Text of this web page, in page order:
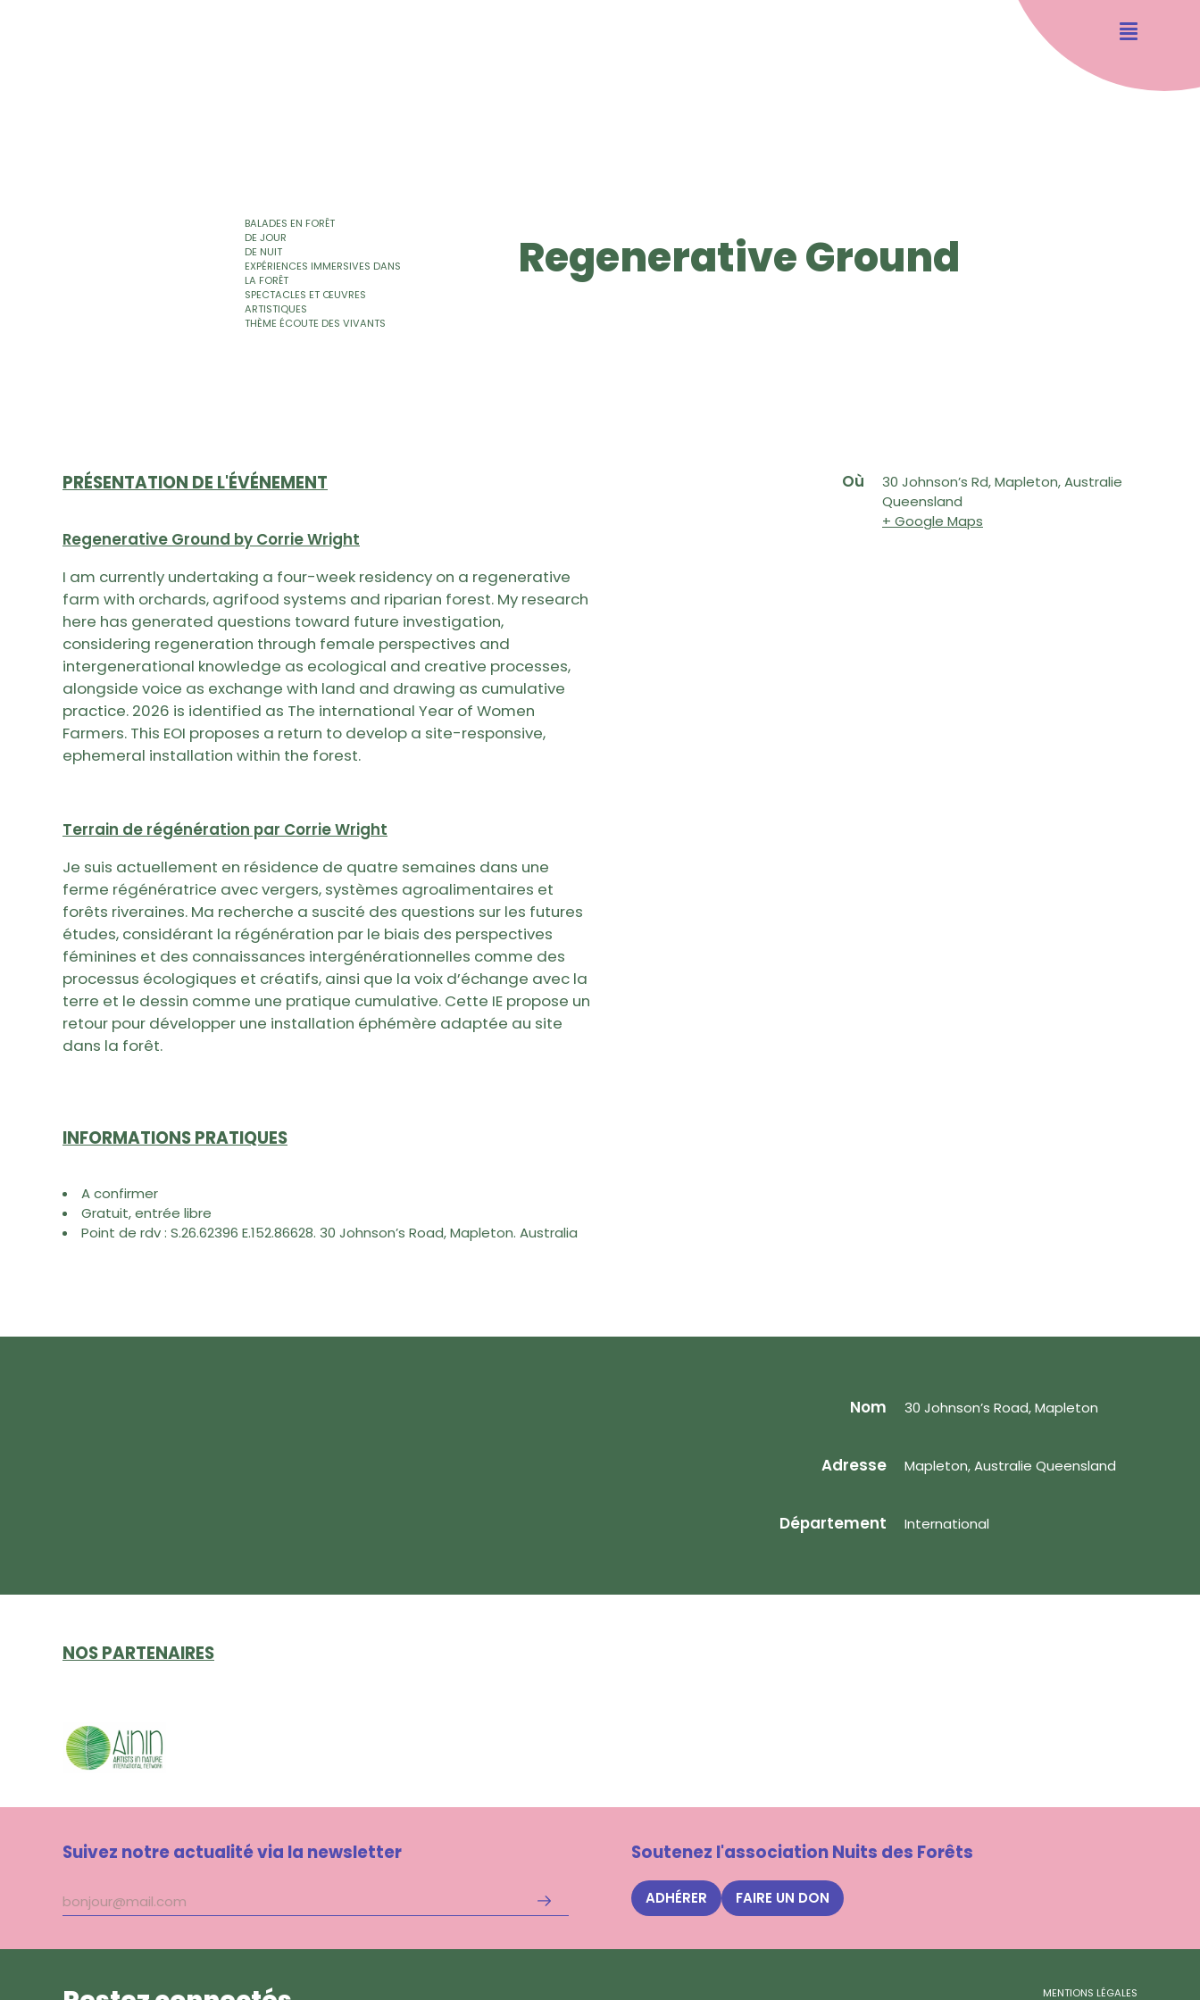
BALADES EN FORÊT
DE JOUR
DE NUIT
EXPÉRIENCES IMMERSIVES DANS
LA FORÊT
SPECTACLES ET ŒUVRES
ARTISTIQUES
THÈME ÉCOUTE DES VIVANTS
Regenerative Ground
PRÉSENTATION DE L'ÉVÉNEMENT
Regenerative Ground by Corrie Wright
I am currently undertaking a four-week residency on a regenerative
farm with orchards, agrifood systems and riparian forest. My research
here has generated questions toward future investigation,
considering regeneration through female perspectives and
intergenerational knowledge as ecological and creative processes,
alongside voice as exchange with land and drawing as cumulative
practice. 2026 is identified as The international Year of Women
Farmers. This EOI proposes a return to develop a site-responsive,
ephemeral installation within the forest.
Terrain de régénération par Corrie Wright
Je suis actuellement en résidence de quatre semaines dans une
ferme régénératrice avec vergers, systèmes agroalimentaires et
forêts riveraines. Ma recherche a suscité des questions sur les futures
études, considérant la régénération par le biais des perspectives
féminines et des connaissances intergénérationnelles comme des
processus écologiques et créatifs, ainsi que la voix d’échange avec la
terre et le dessin comme une pratique cumulative. Cette IE propose un
retour pour développer une installation éphémère adaptée au site
dans la forêt.
INFORMATIONS PRATIQUES
A confirmer
Gratuit, entrée libre
Point de rdv : S.26.62396 E.152.86628. 30 Johnson’s Road, Mapleton. Australia
Où
30 Johnson’s Rd, Mapleton, Australie
Queensland
+ Google Maps
Nom 30 Johnson’s Road, Mapleton
Adresse Mapleton, Australie Queensland
Département International
NOS PARTENAIRES
Suivez notre actualité via la newsletter
Adresse
mail
S'inscrire
la
Soutenez l'association Nuits des Forêts
ADHÉRER FAIRE UN DON
MENTIONS LÉGALES